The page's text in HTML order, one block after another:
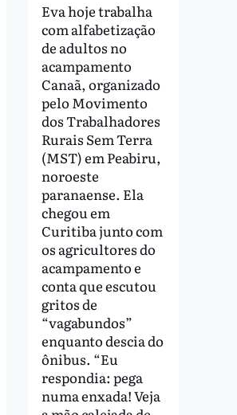
Eva hoje trabalha
com alfabetização
de adultos no
acampamento
Canaã, organizado
pelo Movimento
dos Trabalhadores
Rurais Sem Terra
(MST) em Peabiru,
noroeste
paranaense. Ela
chegou em
Curitiba junto com
os agricultores do
acampamento e
conta que escutou
gritos de
“vagabundos”
enquanto descia do
ônibus. “Eu
respondia: pega
numa enxada! Veja